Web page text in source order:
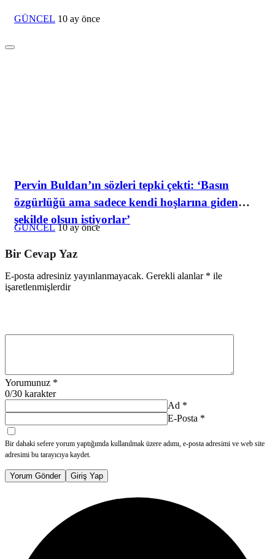
GÜNCEL 10 ay önce
Pervin Buldan’ın sözleri tepki çekti: ‘Basın
özgürlüğü ama sadece kendi hoşlarına giden
şekilde olsun istiyorlar’
GÜNCEL 10 ay önce
Bir Cevap Yaz
E-posta adresiniz yayınlanmayacak. Gerekli alanlar * ile
işaretlenmişlerdir
Yorumunuz *
0/30 karakter
Ad *
E-Posta *
Bir dahaki sefere yorum yaptığımda kullanılmak üzere adımı, e-posta adresimi ve web site
adresimi bu tarayıcıya kaydet.
Yorum Gönder Giriş Yap